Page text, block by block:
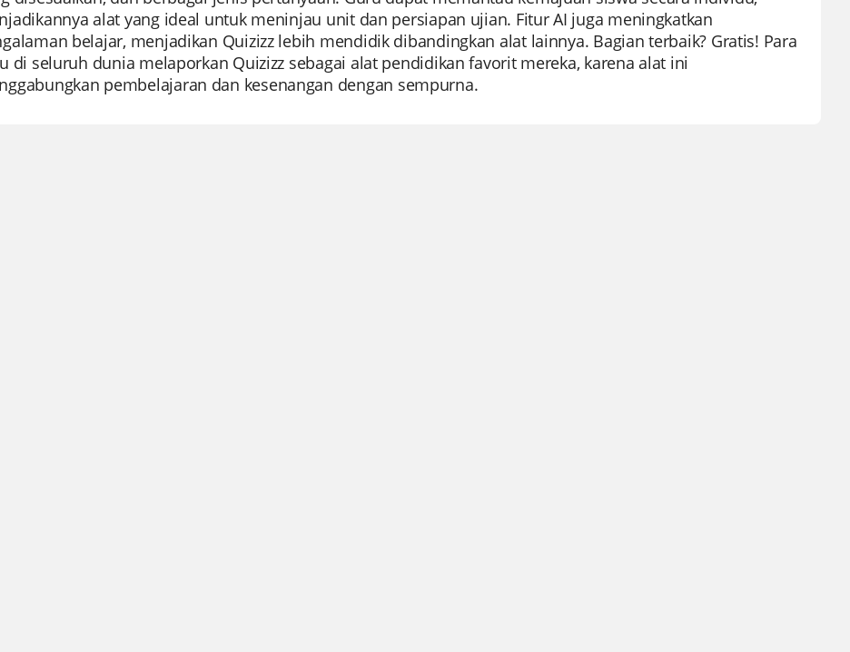
alat yang ideal untuk meninjau unit dan persiapan ujian. Fitur AI juga meningkatkan
belajar, menjadikan Quizizz lebih mendidik dibandingkan alat lainnya. Bagian terbaik? Gratis! Para
di seluruh dunia melaporkan Quizizz sebagai alat pendidikan favorit mereka, karena alat ini
pembelajaran dan kesenangan dengan sempurna.